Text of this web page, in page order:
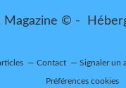
Magazine © -
Contact Signaler un
Préférences cookies